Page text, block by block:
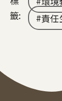
籤:
責任